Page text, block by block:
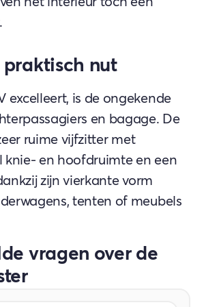
praktisch nut
excelleert, is de ongekende
en bagage. De
ruime vijfzitter met
knie- en hoofdruimte en een
zijn vierkante vorm
tenten of meubels
vragen over de